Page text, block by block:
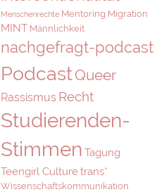
Menschenrechte Mentoring Migration
MINT Männlichkeit
nachgefragt-podcast
PodcastQueer
Rassismus Recht
Studierenden-
Stimmen Tagung
Teengirl Culturetrans*
Wissenschaftskommunikation